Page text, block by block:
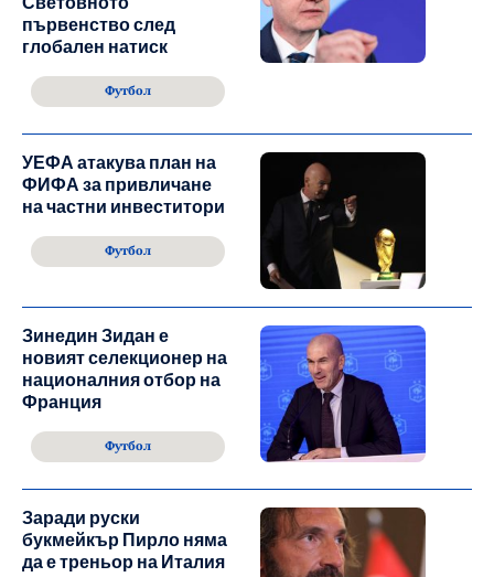
първенство след
глобален натиск
Футбол
УЕФА атакува план на
ФИФА за привличане
на частни инвеститори
Футбол
Зинедин Зидан е
новият селекционер на
националния отбор на
Франция
Футбол
Заради руски
букмейкър Пирло няма
да е треньор на Италия